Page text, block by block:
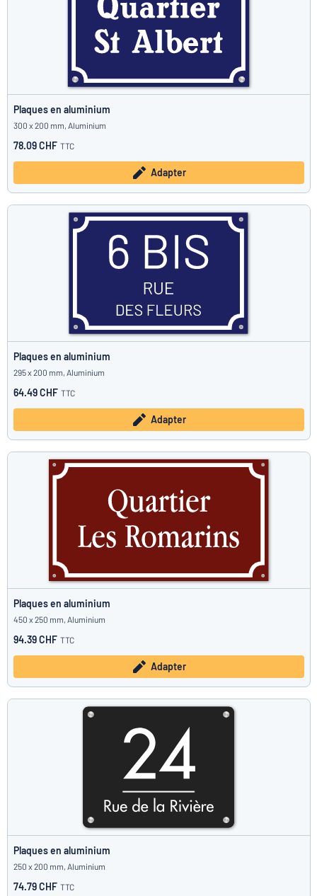
Plaques en aluminium
300 x 200 mm, Aluminium
78.09 CHF TTC
Adapter
Plaques en aluminium
295 x 200 mm, Aluminium
64.49 CHF TTC
Adapter
Plaques en aluminium
450 x 250 mm, Aluminium
94.39 CHF TTC
Adapter
Plaques en aluminium
250 x 200 mm, Aluminium
74.79 CHF TTC